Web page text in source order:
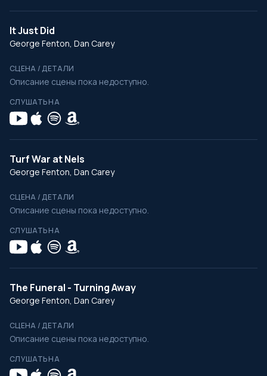
It Just Did
George Fenton, Dan Carey
СЦЕНА / ДЕТАЛИ
Описание сцены пока недоступно.
СЛУШАТЬ НА
Turf War at Nels
George Fenton, Dan Carey
СЦЕНА / ДЕТАЛИ
Описание сцены пока недоступно.
СЛУШАТЬ НА
The Funeral - Turning Away
George Fenton, Dan Carey
СЦЕНА / ДЕТАЛИ
Описание сцены пока недоступно.
СЛУШАТЬ НА